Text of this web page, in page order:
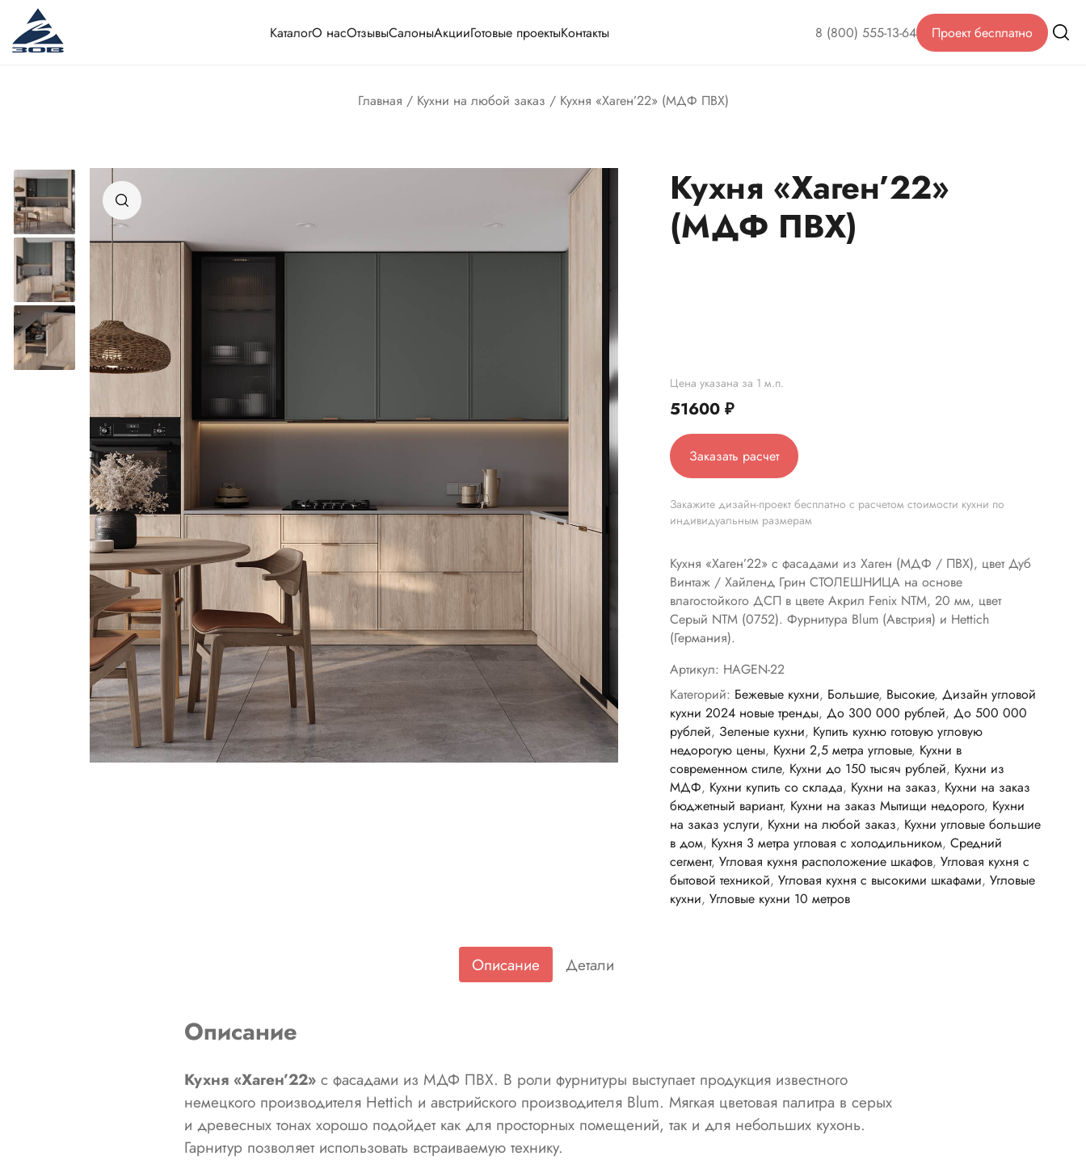
КаталогО насОтзывыСалоныАкцииГотовые проектыКонтакты 8 (800) 555-13-64 Проект бесплатно
Главная / Кухни на любой заказ / Кухня «Хаген’22» (МДФ ПВХ)
Кухня «Хаген’22»
(МДФ ПВХ)
Цена указана за 1 м.п.
51600 ₽
Заказать расчет
Закажите дизайн-проект бесплатно с расчетом стоимости кухни по
индивидуальным размерам
Кухня «Хаген’22» с фасадами из Хаген (МДФ / ПВХ), цвет Дуб
Винтаж / Хайленд Грин СТОЛЕШНИЦА на основе
влагостойкого ДСП в цвете Акрил Fenix NTM, 20 мм, цвет
Серый NTM (0752). Фурнитура Blum (Австрия) и Hettich
(Германия).
Артикул: HAGEN-22
Категорий: Бежевые кухни, Большие, Высокие, Дизайн угловой
кухни 2024 новые тренды, До 300 000 рублей, До 500 000
рублей, Зеленые кухни, Купить кухню готовую угловую
недорогую цены, Кухни 2,5 метра угловые, Кухни в
современном стиле, Кухни до 150 тысяч рублей, Кухни из
МДФ, Кухни купить со склада, Кухни на заказ, Кухни на заказ
бюджетный вариант, Кухни на заказ Мытищи недорого, Кухни
на заказ услуги, Кухни на любой заказ, Кухни угловые большие
в дом, Кухня 3 метра угловая с холодильником, Средний
сегмент, Угловая кухня расположение шкафов, Угловая кухня с
бытовой техникой, Угловая кухня с высокими шкафами, Угловые
кухни, Угловые кухни 10 метров
Описание Детали
Описание
Кухня «Хаген’22» с фасадами из МДФ ПВХ. В роли фурнитуры выступает продукция известного
немецкого производителя Hettich и австрийского производителя Blum. Мягкая цветовая палитра в серых
и древесных тонах хорошо подойдет как для просторных помещений, так и для небольших кухонь.
Гарнитур позволяет использовать встраиваемую технику.